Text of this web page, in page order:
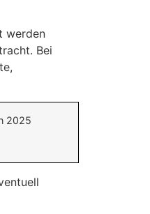
werden
Bei
2025